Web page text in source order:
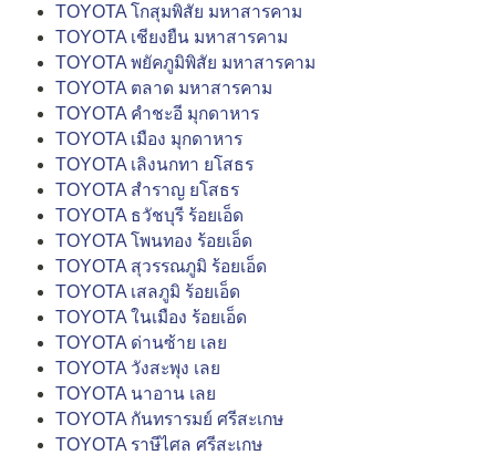
TOYOTA โกสุมพิสัย มหาสารคาม
TOYOTA เชียงยืน มหาสารคาม
TOYOTA พยัคภูมิพิสัย มหาสารคาม
TOYOTA ตลาด มหาสารคาม
TOYOTA คำชะอี มุกดาหาร
TOYOTA เมือง มุกดาหาร
TOYOTA เลิงนกทา ยโสธร
TOYOTA สำราญ ยโสธร
TOYOTA ธวัชบุรี ร้อยเอ็ด
TOYOTA โพนทอง ร้อยเอ็ด
TOYOTA สุวรรณภูมิ ร้อยเอ็ด
TOYOTA เสลภูมิ ร้อยเอ็ด
TOYOTA ในเมือง ร้อยเอ็ด
TOYOTA ด่านซ้าย เลย
TOYOTA วังสะพุง เลย
TOYOTA นาอาน เลย
TOYOTA กันทรารมย์ ศรีสะเกษ
TOYOTA ราษีไศล ศรีสะเกษ